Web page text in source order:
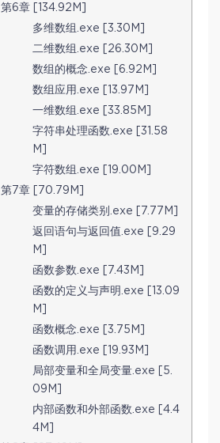
第6章 [134.92M]
多维数组.exe [3.30M]
二维数组.exe [26.30M]
数组的概念.exe [6.92M]
数组应用.exe [13.97M]
一维数组.exe [33.85M]
字符串处理函数.exe [31.58
M]
字符数组.exe [19.00M]
第7章 [70.79M]
变量的存储类别.exe [7.77M]
返回语句与返回值.exe [9.29
M]
函数参数.exe [7.43M]
函数的定义与声明.exe [13.09
M]
函数概念.exe [3.75M]
函数调用.exe [19.93M]
局部变量和全局变量.exe [5.
09M]
内部函数和外部函数.exe [4.4
4M]